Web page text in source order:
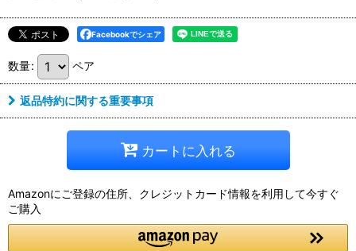
Facebookでシェア
数量: ペア
返品特約に関する重要事項
カートに入れる
Amazonにご登録の住所、クレジットカード情報を利用して今すぐ
ご購入